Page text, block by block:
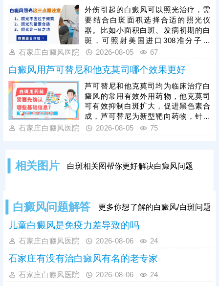
药性，甚至加重病情，所有药膏都需
在医生指导下规范使用。单一药膏治
疗效果有限，临床多采用综合性治疗
方案，可结合光疗、表皮移植手术等
方式联合干预，大幅提升治疗效果。
外伤引起的白癜风可以照光治疗，需
要结合白斑面积选择合适的照光仪
器。比如小面积白斑、发病初期的白
斑，可照射美国进口308准分子激
光，治疗起效快，无毒副作用，无人
群和部位限制;若是大面积白斑，泛发
全身，可以照311紫外线光，节省照
光时间和费用。照光治疗需确定合适
的参数，避免盲目治疗刺激皮肤，引
起白斑扩散，得不偿失。对于外伤型
白癜风的治疗，还可以遵医嘱对症用
药，同时避免不良因素刺激，为白斑
复色助力。
石家庄白癜风医院 2026-08-05 67
白癜风用芦可替尼和他克莫司哪个效果更好
芦可替尼和他克莫司均为临床治疗白
癜风的常用有效外用药物，他克莫司
可有效抑制白斑扩大，促进黑色素合
成，芦可替尼为新型靶向药物，针对
性更强，起效速度更快，临床治疗
病，病程长、易反复，患者需严格遵
足疗程治疗。
石家庄白癜风医院 2026-08-05 75
相关图片 白斑相关图帮你更好解决白癜风问题
白癜风问题解答 更多你想了解的白癜风/白斑问题
儿童白癜风是免疫力差导致的吗
石家庄白癜风医院 2026-08-06 24
石家庄有没有治白癜风有名的老专家
石家庄白癜风医院 2026-08-06 24